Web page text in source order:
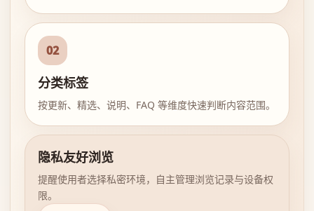
02
分类标签
按更新、精选、说明、FAQ 等维度快速判断内容范围。
隐私友好浏览
提醒使用者选择私密环境，自主管理浏览记录与设备权
限。